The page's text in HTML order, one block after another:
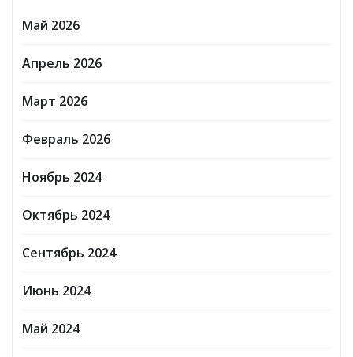
Май 2026
Апрель 2026
Март 2026
Февраль 2026
Ноябрь 2024
Октябрь 2024
Сентябрь 2024
Июнь 2024
Май 2024